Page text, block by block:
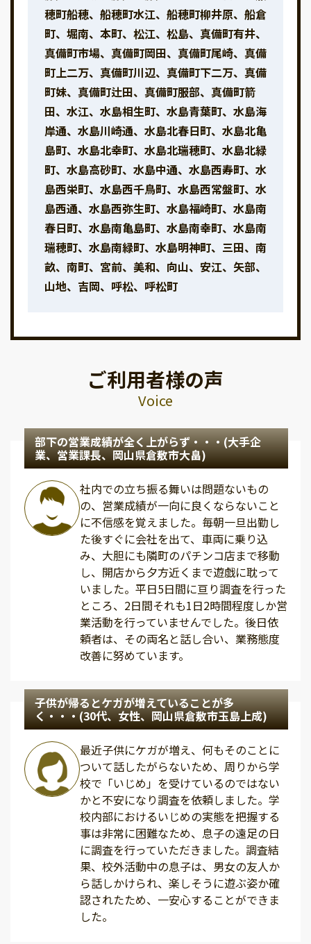
穂町船穂、船穂町水江、船穂町柳井原、船倉
町、堀南、本町、松江、松島、真備町有井、
真備町市場、真備町岡田、真備町尾崎、真備
町上二万、真備町川辺、真備町下二万、真備
町妹、真備町辻田、真備町服部、真備町箭
田、水江、水島相生町、水島青葉町、水島海
岸通、水島川崎通、水島北春日町、水島北亀
島町、水島北幸町、水島北瑞穂町、水島北緑
町、水島高砂町、水島中通、水島西寿町、水
島西栄町、水島西千鳥町、水島西常盤町、水
島西通、水島西弥生町、水島福崎町、水島南
春日町、水島南亀島町、水島南幸町、水島南
瑞穂町、水島南緑町、水島明神町、三田、南
畝、南町、宮前、美和、向山、安江、矢部、
山地、吉岡、呼松、呼松町
ご利用者様の声
Voice
部下の営業成績が全く上がらず・・・(大手企
業、営業課長、岡山県倉敷市大畠)
社内での立ち振る舞いは問題ないもの
の、営業成績が一向に良くならないこと
に不信感を覚えました。毎朝一旦出勤し
た後すぐに会社を出て、車両に乗り込
み、大胆にも隣町のパチンコ店まで移動
し、開店から夕方近くまで遊戯に耽って
いました。平日5日間に亘り調査を行った
ところ、2日間それも1日2時間程度しか営
業活動を行っていませんでした。後日依
頼者は、その両名と話し合い、業務態度
改善に努めています。
子供が帰るとケガが増えていることが多
く・・・(30代、女性、岡山県倉敷市玉島上成)
最近子供にケガが増え、何もそのことに
ついて話したがらないため、周りから学
校で「いじめ」を受けているのではない
かと不安になり調査を依頼しました。学
校内部におけるいじめの実態を把握する
事は非常に困難なため、息子の遠足の日
に調査を行っていただきました。調査結
果、校外活動中の息子は、男女の友人か
ら話しかけられ、楽しそうに遊ぶ姿か確
認されたため、一安心することができま
した。